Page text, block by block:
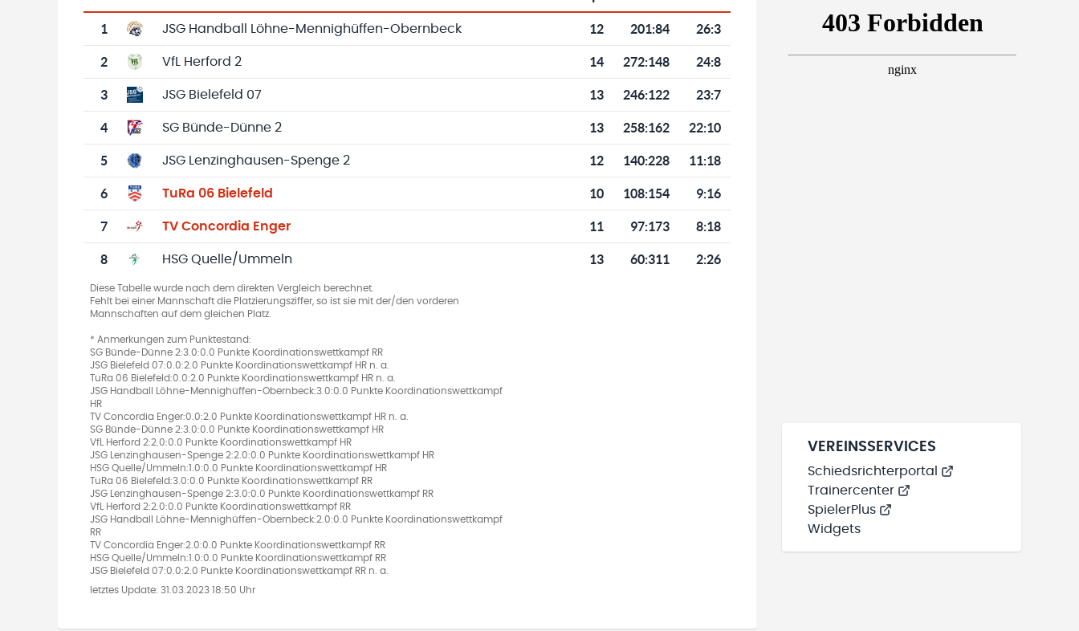
Tabelle mit Vereinsplatzierungen, Spielen, Toren und Punkten
1 JSG Handball Löhne-Mennighüffen-Obernbeck 12 201:84 26:3
2 VfL Herford 2 14 272:148 24:8
3 JSG Bielefeld 07 13 246:122 23:7
4 SG Bünde-Dünne 2 13 258:162 22:10
5 JSG Lenzinghausen-Spenge 2 12 140:228 11:18
6 TuRa 06 Bielefeld 10 108:154 9:16
7 TV Concordia Enger 11 97:173 8:18
8 HSG Quelle/Ummeln 13 60:311 2:26
Diese Tabelle wurde nach dem direkten Vergleich berechnet.
Fehlt bei einer Mannschaft die Platzierungsziffer, so ist sie mit der/den vorderen
Mannschaften auf dem gleichen Platz.
* Anmerkungen zum Punktestand:
SG Bünde-Dünne 2:3.0:0.0 Punkte Koordinationswettkampf RR
JSG Bielefeld 07:0.0:2.0 Punkte Koordinationswettkampf HR n. a.
TuRa 06 Bielefeld:0.0:2.0 Punkte Koordinationswettkampf HR n. a.
JSG Handball Löhne-Mennighüffen-Obernbeck:3.0:0.0 Punkte Koordinationswettkampf
HR
TV Concordia Enger:0.0:2.0 Punkte Koordinationswettkampf HR n. a.
SG Bünde-Dünne 2:3.0:0.0 Punkte Koordinationswettkampf HR
VfL Herford 2:2.0:0.0 Punkte Koordinationswettkampf HR
JSG Lenzinghausen-Spenge 2:2.0:0.0 Punkte Koordinationswettkampf HR
HSG Quelle/Ummeln:1.0:0.0 Punkte Koordinationswettkampf HR
TuRa 06 Bielefeld:3.0:0.0 Punkte Koordinationswettkampf RR
JSG Lenzinghausen-Spenge 2:3.0:0.0 Punkte Koordinationswettkampf RR
VfL Herford 2:2.0:0.0 Punkte Koordinationswettkampf RR
JSG Handball Löhne-Mennighüffen-Obernbeck:2.0:0.0 Punkte Koordinationswettkampf
RR
TV Concordia Enger:2.0:0.0 Punkte Koordinationswettkampf RR
HSG Quelle/Ummeln:1.0:0.0 Punkte Koordinationswettkampf RR
JSG Bielefeld 07:0.0:2.0 Punkte Koordinationswettkampf RR n. a.
letztes Update: 31.03.2023 18:50 Uhr
VEREINSSERVICES
Schiedsrichterportal
Trainercenter
SpielerPlus
Widgets